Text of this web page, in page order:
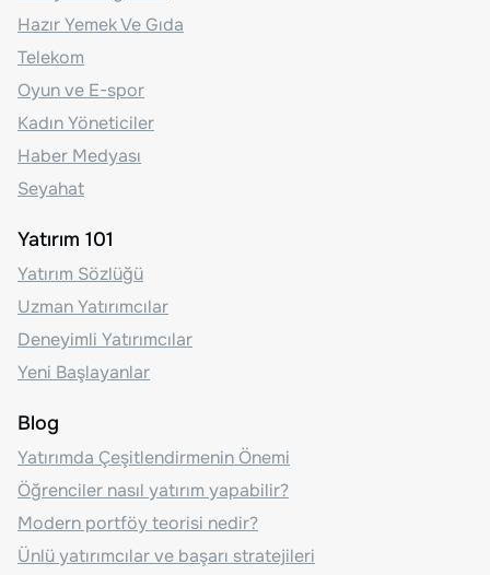
Hazır Yemek Ve Gıda
Telekom
Oyun ve E-spor
Kadın Yöneticiler
Haber Medyası
Seyahat
Yatırım 101
Yatırım Sözlüğü
Uzman Yatırımcılar
Deneyimli Yatırımcılar
Yeni Başlayanlar
Blog
Yatırımda Çeşitlendirmenin Önemi
Öğrenciler nasıl yatırım yapabilir?
Modern portföy teorisi nedir?
Ünlü yatırımcılar ve başarı stratejileri